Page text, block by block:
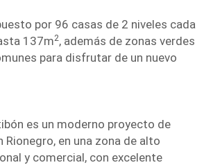
por 96 casas de 2 niveles cada
137m2, además de zonas verdes
para disfrutar de un nuevo
es un moderno proyecto de
Rionegro, en una zona de alto
y comercial, con excelente